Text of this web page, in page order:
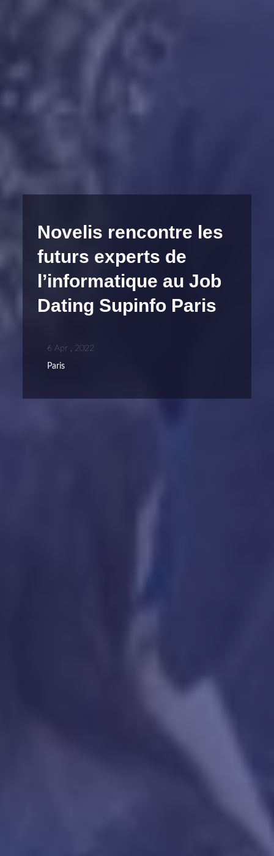
Novelis rencontre les
futurs experts de
l’informatique au Job
Dating Supinfo Paris
6 Apr , 2022
Paris